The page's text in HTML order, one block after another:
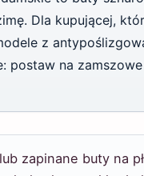
Dla kupującej,
z
postaw na
zapinane buty na